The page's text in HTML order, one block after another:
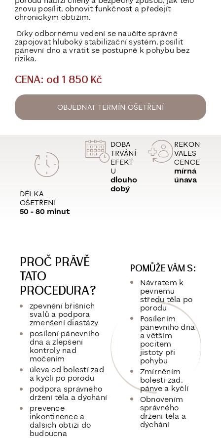
znovu posílit, obnovit funkčnost a předejít
chronickým obtížím.
Díky odbornému vedení se naučíte správně
zapojovat hluboký stabilizační systém, posílit
pánevní dno a vrátit se postupně k pohybu bez
rizika.
CENA: od 1 850 Kč
OBJEDNAT TERMÍN OŠETŘENÍ
DÉLKA
OŠETŘENÍ
50 - 80 minut
DOBA
TRVÁNÍ
EFEKT
U
dlouho
dobý
REKON
VALES
CENCE
mírná
únava
PROČ PRÁVĚ
TATO
PROCEDURA?
zpevnění břišních
svalů a podpora
zmenšení diastázy
posílení pánevního
dna a zlepšení
kontroly nad
močením
úleva od bolestí zad
a kyčlí po porodu
podpora správného
držení těla a dýchání
prevence
inkontinence a
dalších obtíží do
budoucna
POMŮŽE VÁM S:
Návratem k
pevnému
středu těla po
porodu
Posílením
pánevního dna
a větším
pocitem
jistoty při
pohybu
Zmírněním
bolestí zad,
pánve a kyčlí
Obnovením
správného
držení těla a
dýchání